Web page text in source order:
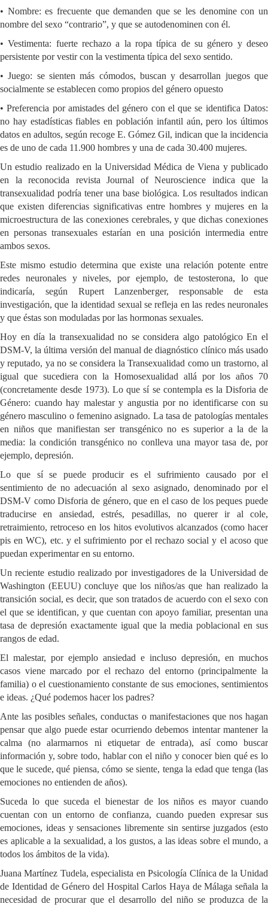
• Nombre: es frecuente que demanden que se les denomine con un
nombre del sexo “contrario”, y que se autodenominen con él.
• Vestimenta: fuerte rechazo a la ropa típica de su género y deseo
persistente por vestir con la vestimenta típica del sexo sentido.
• Juego: se sienten más cómodos, buscan y desarrollan juegos que
socialmente se establecen como propios del género opuesto
• Preferencia por amistades del género con el que se identifica Datos:
no hay estadísticas fiables en población infantil aún, pero los últimos
datos en adultos, según recoge E. Gómez Gil, indican que la incidencia
es de uno de cada 11.900 hombres y una de cada 30.400 mujeres.
Un estudio realizado en la Universidad Médica de Viena y publicado
en la reconocida revista Journal of Neuroscience indica que la
transexualidad podría tener una base biológica. Los resultados indican
que existen diferencias significativas entre hombres y mujeres en la
microestructura de las conexiones cerebrales, y que dichas conexiones
en personas transexuales estarían en una posición intermedia entre
ambos sexos.
Este mismo estudio determina que existe una relación potente entre
redes neuronales y niveles, por ejemplo, de testosterona, lo que
indicaría, según Rupert Lanzenberger, responsable de esta
investigación, que la identidad sexual se refleja en las redes neuronales
y que éstas son moduladas por las hormonas sexuales.
Hoy en día la transexualidad no se considera algo patológico En el
DSM-V, la última versión del manual de diagnóstico clínico más usado
y reputado, ya no se considera la Transexualidad como un trastorno, al
igual que sucediera con la Homosexualidad allá por los años 70
(concretamente desde 1973). Lo que sí se contempla es la Disforia de
Género: cuando hay malestar y angustia por no identificarse con su
género masculino o femenino asignado. La tasa de patologías mentales
en niños que manifiestan ser transgénico no es superior a la de la
media: la condición transgénico no conlleva una mayor tasa de, por
ejemplo, depresión.
Lo que sí se puede producir es el sufrimiento causado por el
sentimiento de no adecuación al sexo asignado, denominado por el
DSM-V como Disforia de género, que en el caso de los peques puede
traducirse en ansiedad, estrés, pesadillas, no querer ir al cole,
retraimiento, retroceso en los hitos evolutivos alcanzados (como hacer
pis en WC), etc. y el sufrimiento por el rechazo social y el acoso que
puedan experimentar en su entorno.
Un reciente estudio realizado por investigadores de la Universidad de
Washington (EEUU) concluye que los niños/as que han realizado la
transición social, es decir, que son tratados de acuerdo con el sexo con
el que se identifican, y que cuentan con apoyo familiar, presentan una
tasa de depresión exactamente igual que la media poblacional en sus
rangos de edad.
El malestar, por ejemplo ansiedad e incluso depresión, en muchos
casos viene marcado por el rechazo del entorno (principalmente la
familia) o el cuestionamiento constante de sus emociones, sentimientos
e ideas. ¿Qué podemos hacer los padres?
Ante las posibles señales, conductas o manifestaciones que nos hagan
pensar que algo puede estar ocurriendo debemos intentar mantener la
calma (no alarmarnos ni etiquetar de entrada), así como buscar
información y, sobre todo, hablar con el niño y conocer bien qué es lo
que le sucede, qué piensa, cómo se siente, tenga la edad que tenga (las
emociones no entienden de años).
Suceda lo que suceda el bienestar de los niños es mayor cuando
cuentan con un entorno de confianza, cuando pueden expresar sus
emociones, ideas y sensaciones libremente sin sentirse juzgados (esto
es aplicable a la sexualidad, a los gustos, a las ideas sobre el mundo, a
todos los ámbitos de la vida).
Juana Martínez Tudela, especialista en Psicología Clínica de la Unidad
de Identidad de Género del Hospital Carlos Haya de Málaga señala la
necesidad de procurar que el desarrollo del niño se produzca de la